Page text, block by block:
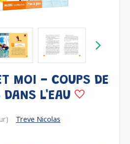
MOI - COUPS DE
DANS L'EAU
Treve Nicolas